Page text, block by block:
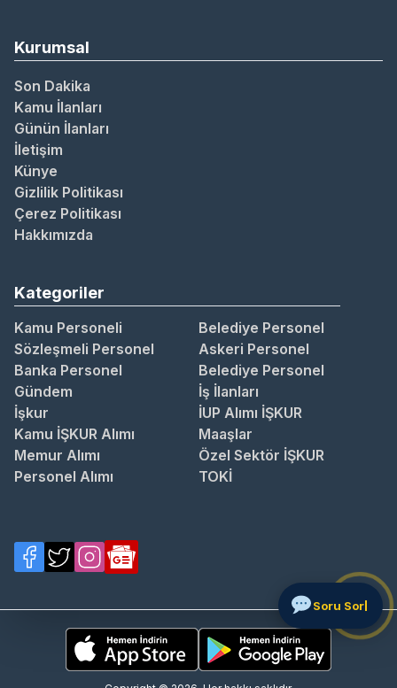
Kurumsal
Son Dakika
Kamu İlanları
Günün İlanları
İletişim
Künye
Gizlilik Politikası
Çerez Politikası
Hakkımızda
Kategoriler
Kamu Personeli
Belediye Personel
Sözleşmeli Personel
Askeri Personel
Banka Personel
Belediye Personel
Gündem
İş İlanları
İşkur
İUP Alımı İŞKUR
Kamu İŞKUR Alımı
Maaşlar
Memur Alımı
Özel Sektör İŞKUR
Personel Alımı
TOKİ